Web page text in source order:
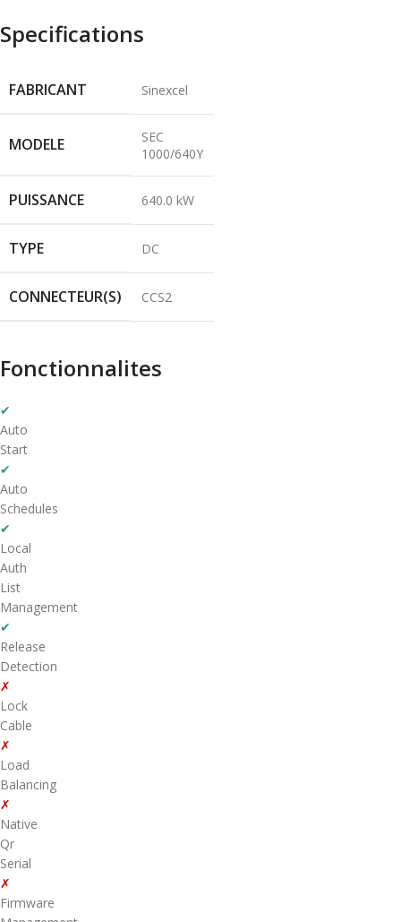
Specifications
FABRICANT Sinexcel
MODELE
SEC
1000/640Y
PUISSANCE 640.0 kW
TYPE DC
CONNECTEUR(S) CCS2
Fonctionnalites
✔
Auto
Start
✔
Auto
Schedules
✔
Local
Auth
List
Management
✔
Release
Detection
✗
Lock
Cable
✗
Load
Balancing
✗
Native
Qr
Serial
✗
Firmware